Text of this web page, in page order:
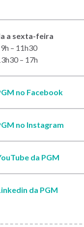
a sexta-feira
– 11h30
– 17h
no Facebook
no Instagram
da PGM
da PGM